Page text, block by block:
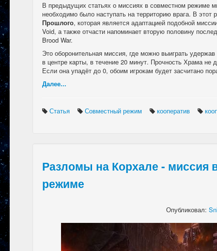
В предыдущих статьях о миссиях в совместном режиме
необходимо было наступать на территорию врага. В
Прошлого, которая является адаптацией подобной
Void, а также отчасти напоминает вторую половину
Brood War.
Это оборонительная миссия, где можно выиграть
в центре карты, в течение 20 минут. Прочность Храма не
Если она упадёт до 0, обоим игрокам будет засчитано
Далее...
Статья Совместный режим кооператив
Разломы на Корхале - миссия
режиме
Опубликовал: